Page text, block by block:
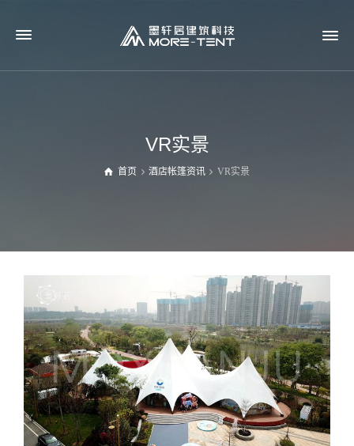
VR实景
首页 酒店帐篷资讯 VR实景